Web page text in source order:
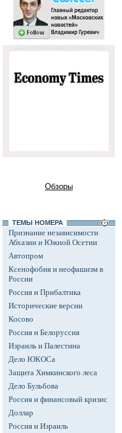
Обзоры
ТЕМЫ НОМЕРА
Признание независимости
Абхазии и Южной Осетии
Автопром
Ксенофобия и неофашизм в
России
Россия и Прибалтика
Исторические версии
Косово
Россия и Белоруссия
Израиль и Палестина
Дело ЮКОСа
Защита Химкинского леса
Дело Бульбова
Россия и финансовый кризис
Доллар
Россия и Израиль